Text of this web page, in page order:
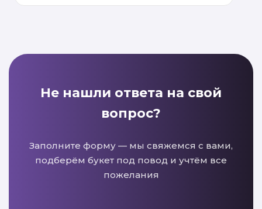
Не нашли ответа на свой
вопрос?
Заполните форму — мы свяжемся с вами,
подберём букет под повод и учтём все
пожелания